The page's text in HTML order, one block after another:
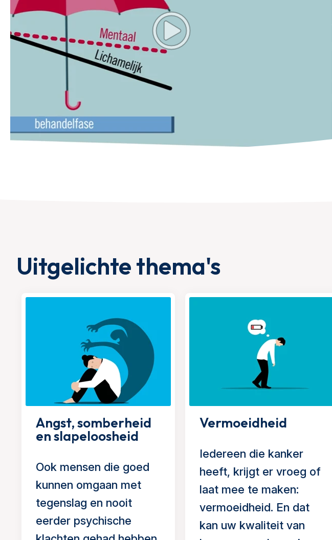
Uitgelichte thema's
Angst, somberheid
en slapeloosheid
Ook mensen die goed
kunnen omgaan met
tegenslag en nooit
eerder psychische
Vermoeidheid
Iedereen die kanker
heeft, krijgt er vroeg of
laat mee te maken:
vermoeidheid. En dat
kan uw kwaliteit van